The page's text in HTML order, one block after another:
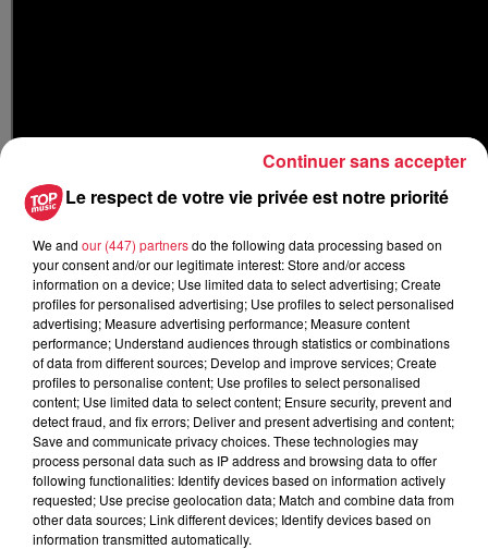
Clémentine, 16 ans (Petersbach)
Le respect de votre vie privée est notre priorité
We and our (447) partnersdo the following data processing based on
your consent and/or our legitimate interest: Store and/or access
information on a device; Use limited data to select advertising; Create
profiles for personalised advertising; Use profiles to select personalised
advertising; Measure advertising performance; Measure content
performance; Understand audiences through statistics or combinations
of data from different sources; Develop and improve services; Create
profiles to personalise content; Use profiles to select personalised
content; Use limited data to select content; Ensure security, prevent and
detect fraud, and fix errors; Deliver and present advertising and content;
Save and communicate privacy choices. These technologies may
process personal data such as IP address and browsing data to offer
following functionalities: Identify devices based on information actively
requested; Use precise geolocation data; Match and combine data from
other data sources; Link different devices; Identify devices based on
information transmitted automatically.
Continuer sans accepter